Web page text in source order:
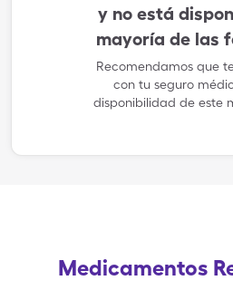
y no está
mayoría de las
Recomendamos que
con tu seguro
disponibilidad de este
Medicamentos